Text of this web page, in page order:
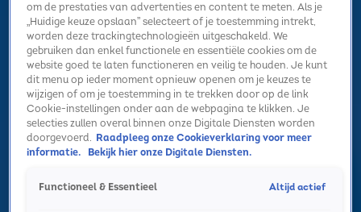
Zoeken
HomeRadio luisterenActies Alle zendersSummer Top 101
om de prestaties van advertenties en content te meten. Als je
„Huidige keuze opslaan” selecteert of je toestemming intrekt,
worden deze trackingtechnologieën uitgeschakeld. We
gebruiken dan enkel functionele en essentiële cookies om de
website goed te laten functioneren en veilig te houden. Je kunt
dit menu op ieder moment opnieuw openen om je keuzes te
wijzigen of om je toestemming in te trekken door op de link
Cookie-instellingen onder aan de webpagina te klikken. Je
selecties zullen overal binnen onze Digitale Diensten worden
doorgevoerd. Raadpleeg onze Cookieverklaring voor meer
informatie.
Bekijk hier onze Digitale Diensten.
Functioneel & Essentieel Altijd actief